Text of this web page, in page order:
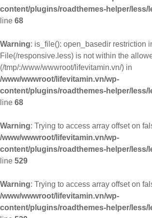
content/plugins/roadthemes-helper/less/
line 68
Warning: is_file(): open_basedir restriction
File(/responsive.less) is not within the
(/tmp/:/www/wwwroot/lifevitamin.vn/) in
/www/wwwroot/lifevitamin.vn/wp-
content/plugins/roadthemes-helper/less/
line 68
Warning: Trying to access array offset on
/www/wwwroot/lifevitamin.vn/wp-
content/plugins/roadthemes-helper/less/
line 529
Warning: Trying to access array offset on
/www/wwwroot/lifevitamin.vn/wp-
content/plugins/roadthemes-helper/less/